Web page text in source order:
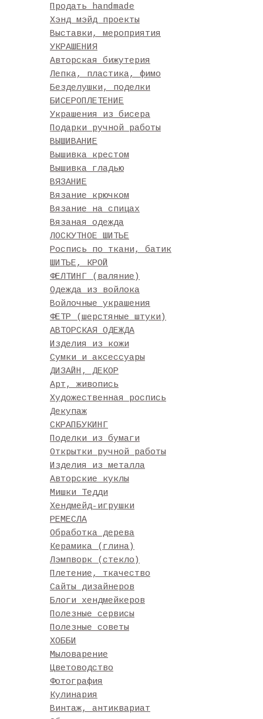
Продать handmade
Хэнд мэйд проекты
Выставки, мероприятия
УКРАШЕНИЯ
Авторская бижутерия
Лепка, пластика, фимо
Безделушки, поделки
БИСЕРОПЛЕТЕНИЕ
Украшения из бисера
Подарки ручной работы
ВЫШИВАНИЕ
Вышивка крестом
Вышивка гладью
ВЯЗАНИЕ
Вязание крючком
Вязание на спицах
Вязаная одежда
ЛОСКУТНОЕ ШИТЬЕ
Роспись по ткани, батик
ШИТЬЕ, КРОЙ
ФЕЛТИНГ (валяние)
Одежда из войлока
Войлочные украшения
ФЕТР (шерстяные штуки)
АВТОРСКАЯ ОДЕЖДА
Изделия из кожи
Сумки и аксессуары
ДИЗАЙН, ДЕКОР
Арт, живопись
Художественная роспись
Декупаж
СКРАПБУКИНГ
Поделки из бумаги
Открытки ручной работы
Изделия из металла
Авторские куклы
Мишки Тедди
Хендмейд-игрушки
РЕМЕСЛА
Обработка дерева
Керамика (глина)
Лэмпворк (стекло)
Плетение, ткачество
Сайты дизайнеров
Блоги хендмейкеров
Полезные сервисы
Полезные советы
ХОББИ
Мыловарение
Цветоводство
Фотография
Кулинария
Винтаж, антиквариат